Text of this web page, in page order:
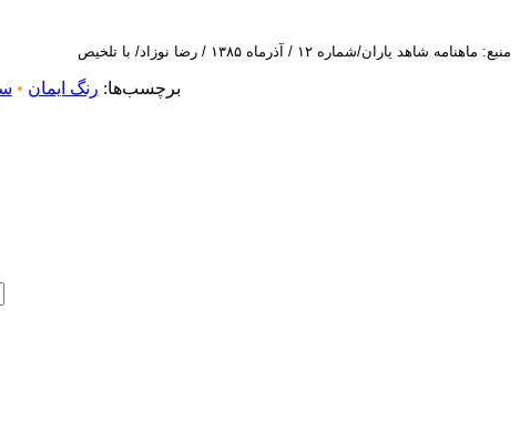
منبع: ماهنامه شاهد یاران/شماره ۱۲ / آذرماه ۱۳۸۵ / رضا نوزاد/ با تلخیص
برچسب‌ها: رنگ ایمان •